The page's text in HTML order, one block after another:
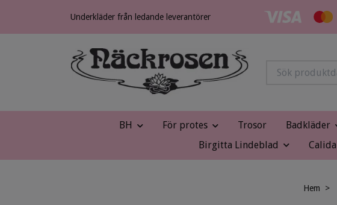
Underkläder från ledande leverantörer
BH För protes Trosor Badkläder
Birgitta Lindeblad
Calida
Hem